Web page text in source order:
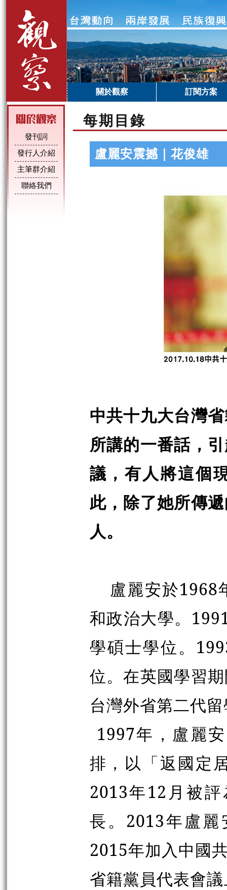
關於觀察 訂閱方案
發刊詞
發行人介紹
主筆群介紹
聯絡我們
每期目錄
盧麗安震撼｜花俊雄
中共十九大台灣
所講的一番話，
議，有人將這個
此，除了她所傳
人。
盧麗安於1968
和政治大學。
學碩士學位。
位。在英國學習
台灣外省第二代
1997年，盧麗
排，以「返國定
2013年12月被
長。2013年盧
2015年加入中國
省籍黨員代表會